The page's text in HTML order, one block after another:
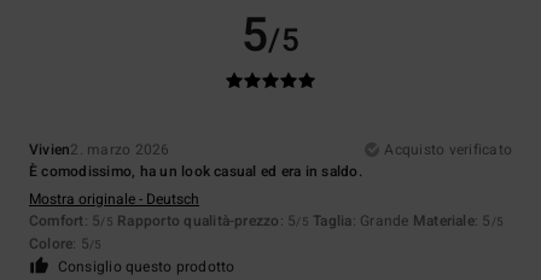
5/5
Vivien2. marzo 2026
Acquisto verificato
È comodissimo, ha un look casual ed era in saldo.
Mostra originale - Deutsch
Comfort: 5/5 Rapporto qualità-prezzo: 5/5 Taglia: Grande Materiale: 5 /5
Colore: 5/5
Consiglio questo prodotto